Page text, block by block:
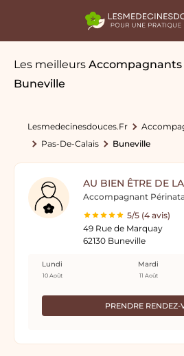
Les meilleurs
Buneville
Lesmedecinesdouces.fr
Pas-De-Calais
Buneville
AU BIEN ÊTRE DE
Accompagnant
5/5 (4 avis)
49 Rue de Marquay
62130 Buneville
PRENDRE RENDEZ-
Lundi
10 Août
Mardi
11 Août